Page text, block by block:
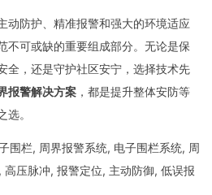
动防护、精准报警和强大的环境适应
不可或缺的重要组成部分。无论是保
全，还是守护社区安宁，选择技术先
报警解决方案 ，都是提升整体安防等
。
围栏, 周界报警系统, 电子围栏系统, 周
压脉冲, 报警定位, 主动防御, 低误报